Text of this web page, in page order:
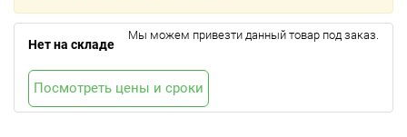
Нет на складе
Мы можем привезти данный товар под заказ.
Посмотреть цены и сроки